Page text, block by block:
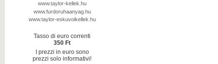
www.taylor-kellek.hu
www.furdoruhaanyag.hu
www.taylor-eskuvoikellek.hu
Tasso di euro correnti
350 Ft
I prezzi in euro sono
prezzi solo informativi!